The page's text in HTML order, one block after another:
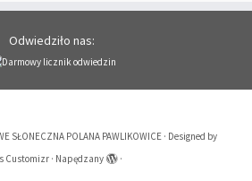
Odwiedziło nas:
SŁONECZNA POLANA PAWLIKOWICE · Designed by
Customizr · Napędzany ·